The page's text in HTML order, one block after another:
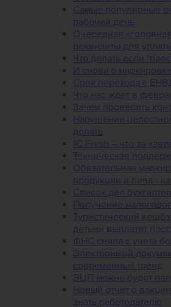
Самые популярные
рабочий день
Очередная
реквизиты для
Что делать если
И снова о
Срок перехода с
Что нас ждет в
Зачем проверять
Нарушение
делать
1С Fresh – что за
Техническая
Обязательная
продукции и пива -
Список дел
Получение
Туристический
детьми выплатят
ФНС сняла с учета
Электронный
современный тренд
ЭЦП можно будет
Новый отчет о
знать работодателю